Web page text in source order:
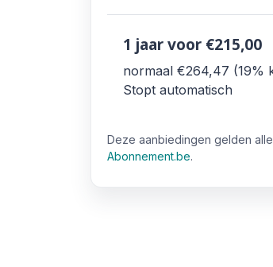
1 jaarvoor €215,00
normaal €264,47 19%
Stopt automatisch
Deze aanbiedingen gelden
Abonnement.be.